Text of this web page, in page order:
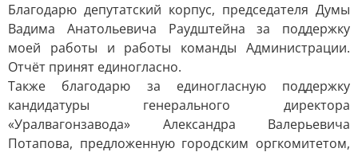
Благодарю депутатский корпус, председателя Думы
Вадима Анатольевича Раудштейна за поддержку
моей работы и работы команды Администрации.
Отчёт принят единогласно.
Также благодарю за единогласную поддержку
кандидатуры генерального директора
«Уралвагонзавода» Александра Валерьевича
Потапова, предложенную городским оргкомитетом,